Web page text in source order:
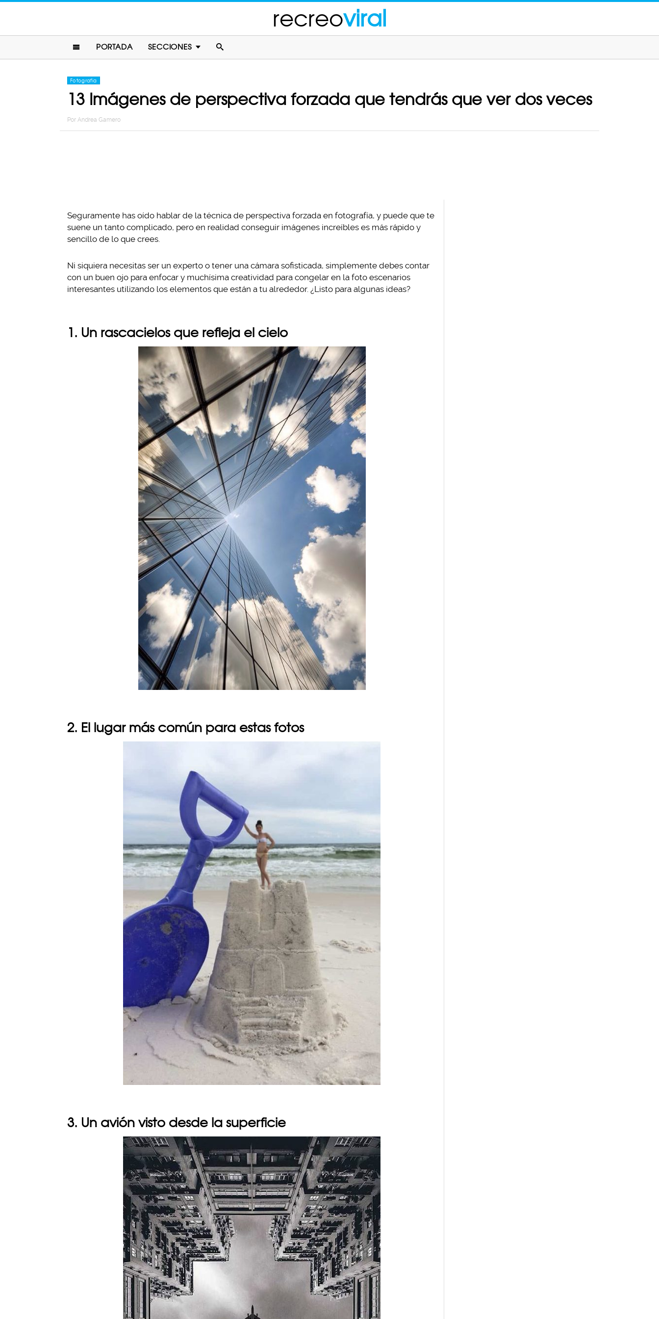
recreoviral
PORTADA SECCIONES
Fotografia
13 Imágenes de perspectiva forzada que tendrás que ver dos veces
Por Andrea Gamero
Seguramente has oído hablar de la técnica de perspectiva forzada en fotografía, y puede que te
suene un tanto complicado, pero en realidad conseguir imágenes increíbles es más rápido y
sencillo de lo que crees.
Ni siquiera necesitas ser un experto o tener una cámara sofisticada, simplemente debes contar
con un buen ojo para enfocar y muchísima creatividad para congelar en la foto escenarios
interesantes utilizando los elementos que están a tu alrededor. ¿Listo para algunas ideas?
1. Un rascacielos que refleja el cielo
2. El lugar más común para estas fotos
3. Un avión visto desde la superficie